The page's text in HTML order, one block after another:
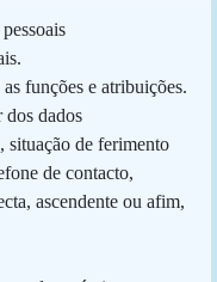
funções e atribuições.
dados
situação de ferimento
de contacto,
ascendente ou afim,